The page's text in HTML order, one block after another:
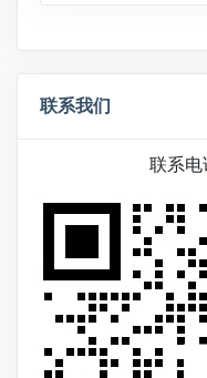
联系我们
联系